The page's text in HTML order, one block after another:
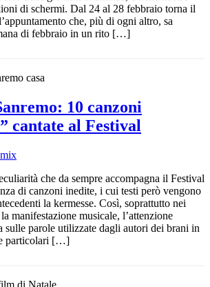
di schermi. Dal 24 al 28 febbraio torna il
che, più di ogni altro, sa
di febbraio in un rito […]
10 canzoni
cantate al Festival
che da sempre accompagna il Festival
di canzoni inedite, i cui testi però vengono
la kermesse. Così, soprattutto nei
manifestazione musicale, l’attenzione
sulle parole utilizzate dagli autori dei brani in
particolari […]